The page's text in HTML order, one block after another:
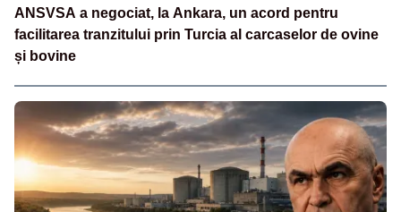
ANSVSA a negociat, la Ankara, un acord pentru
facilitarea tranzitului prin Turcia al carcaselor de ovine
și bovine